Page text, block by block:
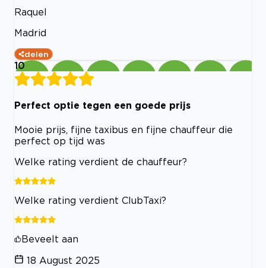
Raquel
Madrid
delen
10
Perfect optie tegen een goede prijs
Mooie prijs, fijne taxibus en fijne chauffeur die
perfect op tijd was
Welke rating verdient de chauffeur?
Welke rating verdient ClubTaxi?
Beveelt aan
18 August 2025